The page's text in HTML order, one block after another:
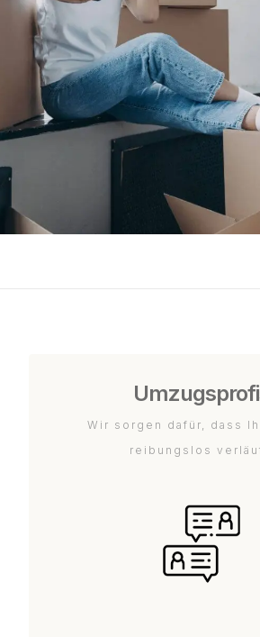
Wir sorgen dafür, dass
reibungslos